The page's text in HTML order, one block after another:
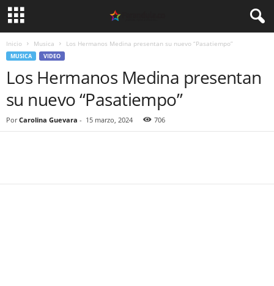
Inicio Musica Los Hermanos Medina presentan su nuevo “Pasatiempo”
MUSICA VIDEO
Los Hermanos Medina presentan
su nuevo “Pasatiempo”
Por Carolina Guevara - 15 marzo, 2024 706